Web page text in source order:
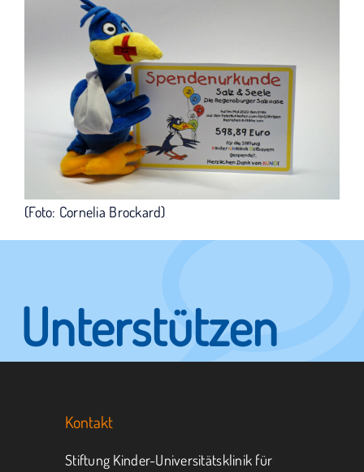
(Foto: Cornelia Brockard)
Unterstützen
Sie KUNO.
Jeder kann helfen.
Kontakt
Stiftung Kinder-Universitätsklinik für